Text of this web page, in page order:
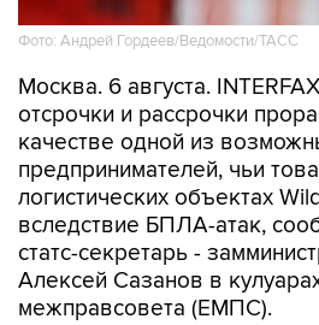
Фото: Андрей Гордеев/Ведомости/ТАСС
Москва. 6 августа.
отсрочки и рассрочки
качестве одной из
предпринимателей, чьи
логистических объектах
вследствие БПЛА-атак,
статс-секретарь -
Алексей Сазанов в
межправсовета (ЕМПС).